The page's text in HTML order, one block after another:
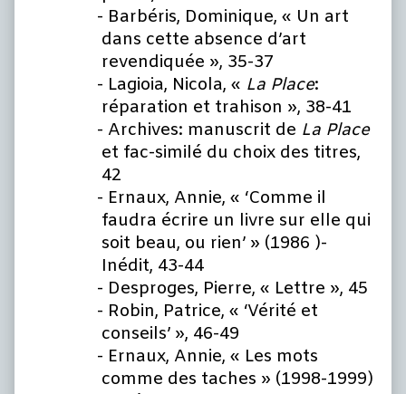
Barbéris, Dominique, « Un art
dans cette absence d’art
revendiquée », 35-37
Lagioia, Nicola, « La Place:
réparation et trahison », 38-41
Archives: manuscrit de La Place
et fac-similé du choix des titres,
42
Ernaux, Annie, « ‘Comme il
faudra écrire un livre sur elle qui
soit beau, ou rien’ » (1986 )-
Inédit, 43-44
Desproges, Pierre, « Lettre », 45
Robin, Patrice, « ‘Vérité et
conseils’ », 46-49
Ernaux, Annie, « Les mots
comme des taches » (1998-1999)